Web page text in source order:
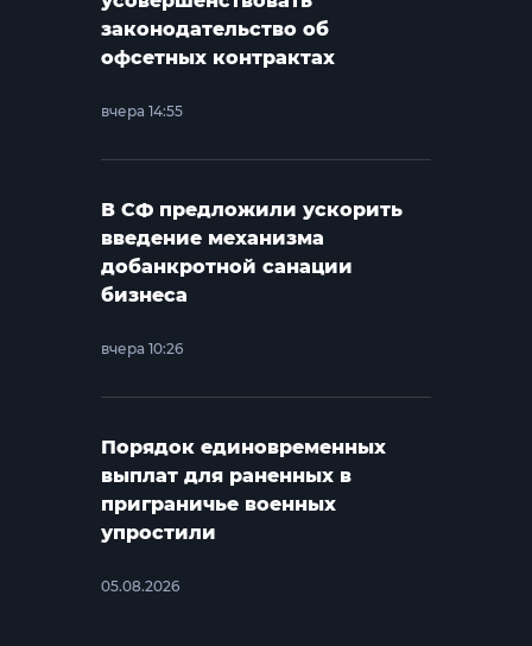
законодательство об
офсетных контрактах
вчера 14:55
В СФ предложили ускорить
введение механизма
добанкротной санации
бизнеса
вчера 10:26
Порядок единовременных
выплат для раненных в
приграничье военных
упростили
05.08.2026